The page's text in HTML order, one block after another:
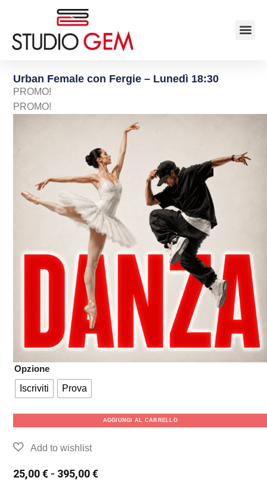
Urban Female con Fergie – Lunedì 18:30
PROMO!
PROMO!
Opzione
Iscriviti
Prova
AGGIUNGI AL CARRELLO
25,00€ - 395,00€